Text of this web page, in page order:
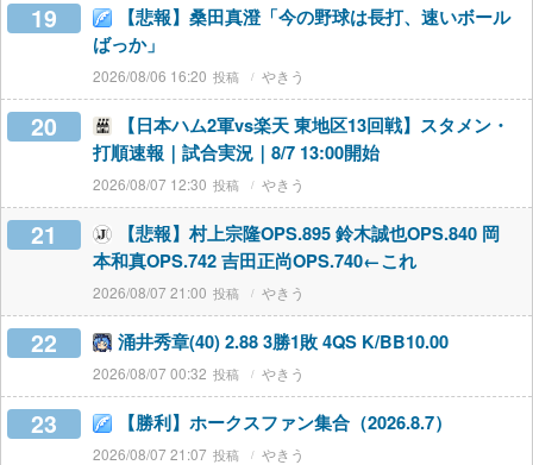
19
【悲報】桑田真澄「今の野球は長打、速いボール
ばっか」
2026/08/06 16:20 やきう
20
【日本ハム2軍vs楽天 東地区13回戦】スタメン・
打順速報｜試合実況｜8/7 13:00開始
2026/08/07 12:30 やきう
21
【悲報】村上宗隆OPS.895 鈴木誠也OPS.840 岡
本和真OPS.742 吉田正尚OPS.740←これ
2026/08/07 21:00 やきう
22 涌井秀章(40) 2.88 3勝1敗 4QS K/BB10.00
2026/08/07 00:32 やきう
23 【勝利】ホークスファン集合（2026.8.7）
2026/08/07 21:07 やきう